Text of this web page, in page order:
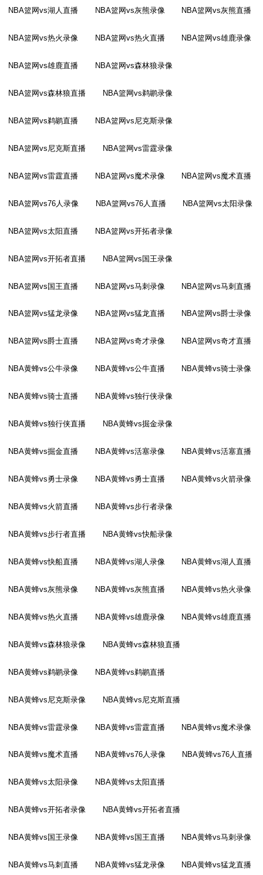
NBA篮网vs湖人直播 NBA篮网vs灰熊录像 NBA篮网vs灰熊直播
NBA篮网vs热火录像 NBA篮网vs热火直播 NBA篮网vs雄鹿录像
NBA篮网vs雄鹿直播 NBA篮网vs森林狼录像
NBA篮网vs森林狼直播 NBA篮网vs鹈鹕录像
NBA篮网vs鹈鹕直播 NBA篮网vs尼克斯录像
NBA篮网vs尼克斯直播 NBA篮网vs雷霆录像
NBA篮网vs雷霆直播 NBA篮网vs魔术录像 NBA篮网vs魔术直播
NBA篮网vs76人录像 NBA篮网vs76人直播 NBA篮网vs太阳录像
NBA篮网vs太阳直播 NBA篮网vs开拓者录像
NBA篮网vs开拓者直播 NBA篮网vs国王录像
NBA篮网vs国王直播 NBA篮网vs马刺录像 NBA篮网vs马刺直播
NBA篮网vs猛龙录像 NBA篮网vs猛龙直播 NBA篮网vs爵士录像
NBA篮网vs爵士直播 NBA篮网vs奇才录像 NBA篮网vs奇才直播
NBA黄蜂vs公牛录像 NBA黄蜂vs公牛直播 NBA黄蜂vs骑士录像
NBA黄蜂vs骑士直播 NBA黄蜂vs独行侠录像
NBA黄蜂vs独行侠直播 NBA黄蜂vs掘金录像
NBA黄蜂vs掘金直播 NBA黄蜂vs活塞录像 NBA黄蜂vs活塞直播
NBA黄蜂vs勇士录像 NBA黄蜂vs勇士直播 NBA黄蜂vs火箭录像
NBA黄蜂vs火箭直播 NBA黄蜂vs步行者录像
NBA黄蜂vs步行者直播 NBA黄蜂vs快船录像
NBA黄蜂vs快船直播 NBA黄蜂vs湖人录像 NBA黄蜂vs湖人直播
NBA黄蜂vs灰熊录像 NBA黄蜂vs灰熊直播 NBA黄蜂vs热火录像
NBA黄蜂vs热火直播 NBA黄蜂vs雄鹿录像 NBA黄蜂vs雄鹿直播
NBA黄蜂vs森林狼录像 NBA黄蜂vs森林狼直播
NBA黄蜂vs鹈鹕录像 NBA黄蜂vs鹈鹕直播
NBA黄蜂vs尼克斯录像 NBA黄蜂vs尼克斯直播
NBA黄蜂vs雷霆录像 NBA黄蜂vs雷霆直播 NBA黄蜂vs魔术录像
NBA黄蜂vs魔术直播 NBA黄蜂vs76人录像 NBA黄蜂vs76人直播
NBA黄蜂vs太阳录像 NBA黄蜂vs太阳直播
NBA黄蜂vs开拓者录像 NBA黄蜂vs开拓者直播
NBA黄蜂vs国王录像 NBA黄蜂vs国王直播 NBA黄蜂vs马刺录像
NBA黄蜂vs马刺直播 NBA黄蜂vs猛龙录像 NBA黄蜂vs猛龙直播